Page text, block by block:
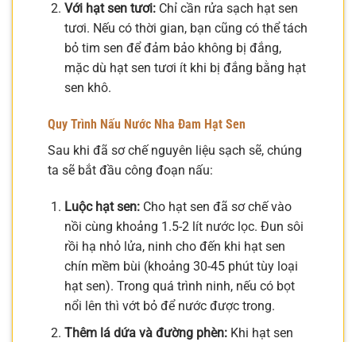
Với hạt sen tươi:Chỉ cần rửa sạch hạt sen
tươi. Nếu có thời gian, bạn cũng có thể tách
bỏ tim sen để đảm bảo không bị đắng,
mặc dù hạt sen tươi ít khi bị đắng bằng hạt
sen khô.
Quy Trình Nấu Nước Nha Đam Hạt Sen
Sau khi đã sơ chế nguyên liệu sạch sẽ, chúng
ta sẽ bắt đầu công đoạn nấu:
Luộc hạt sen:Cho hạt sen đã sơ chế vào
nồi cùng khoảng 1.5-2 lít nước lọc. Đun sôi
rồi hạ nhỏ lửa, ninh cho đến khi hạt sen
chín mềm bùi (khoảng 30-45 phút tùy loại
hạt sen). Trong quá trình ninh, nếu có bọt
nổi lên thì vớt bỏ để nước được trong.
Thêm lá dứa và đường phèn:Khi hạt sen